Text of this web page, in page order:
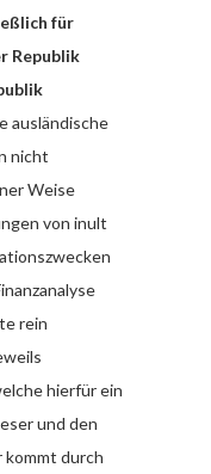
für
Republik
ausländische
nicht
Weise
von inult
rein
hierfür ein
und den
kommt durch